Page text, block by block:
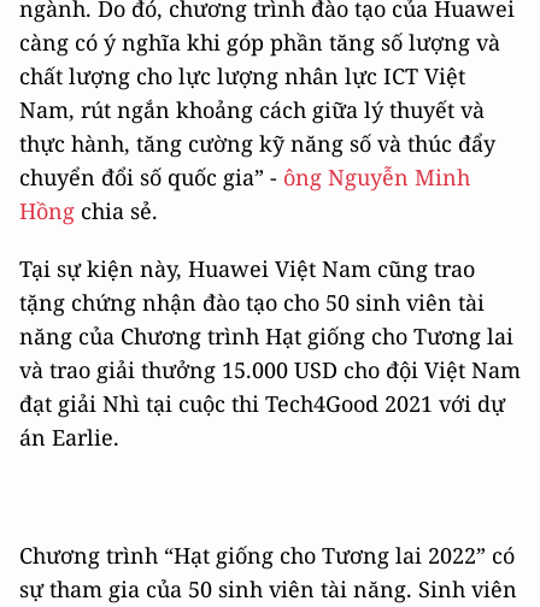
ngành. Do đó, chương trình đào tạo của Huawei
càng có ý nghĩa khi góp phần tăng số lượng và
chất lượng cho lực lượng nhân lực ICT Việt
Nam, rút ngắn khoảng cách giữa lý thuyết và
thực hành, tăng cường kỹ năng số và thúc đẩy
chuyển đổi số quốc gia” - ông Nguyễn Minh
Hồng chia sẻ.
Tại sự kiện này, Huawei Việt Nam cũng trao
tặng chứng nhận đào tạo cho 50 sinh viên tài
năng của Chương trình Hạt giống cho Tương lai
và trao giải thưởng 15.000 USD cho đội Việt Nam
đạt giải Nhì tại cuộc thi Tech4Good 2021 với dự
án Earlie.
Chương trình “Hạt giống cho Tương lai 2022” có
sự tham gia của 50 sinh viên tài năng. Sinh viên